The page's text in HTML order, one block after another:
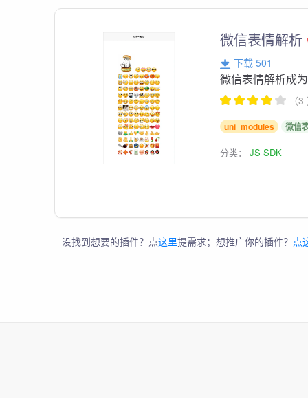
微信表情解析
下载 501
微信表情解析成
（
uni_modules 微信
分类：JS SDK
没找到想要的插件？点这里提需求；想推广你的插件？ 点